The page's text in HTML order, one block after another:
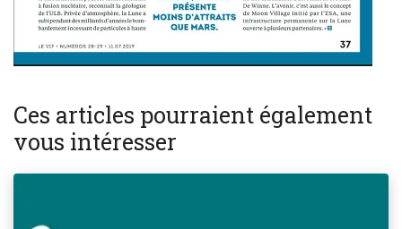
Ces articles pourraient également
vous intéresser